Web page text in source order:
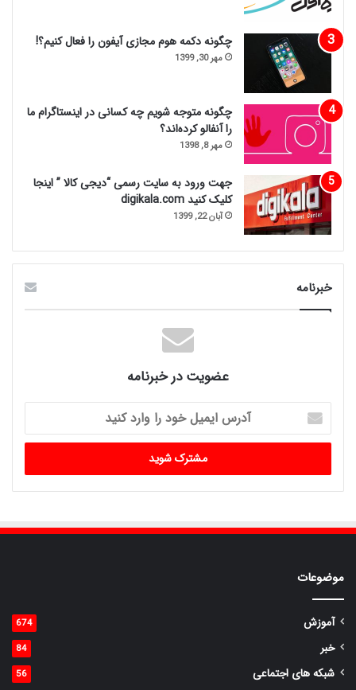
چگونه دکمه هوم مجازی آیفون را فعال کنیم؟!
مهر 30, 1399
چگونه متوجه شویم چه کسانی در اینستاگرام ما
را آنفالو کرده‌اند؟
مهر 8, 1398
جهت ورود به سایت رسمی “دیجی کالا ” اینجا
کلیک کنید digikala.com
آبان 22, 1399
خبرنامه
عضویت در خبرنامه
آدرس
ایمیل
خود
وارد
کنید
موضوعات
آموزش 674
خبر 84
شبکه های اجتماعی 56